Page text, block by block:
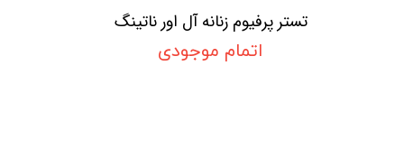
تستر پرفیوم زنانه آل اور ناتینگ
اتمام موجودی